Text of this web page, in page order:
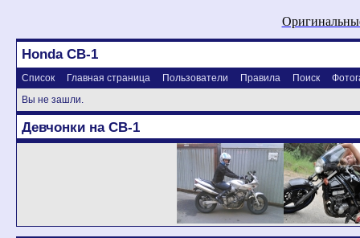
Honda CB-1
Список Главная страница Пользователи Правила Поиск
Вы не зашли.
Девчонки на CB-1